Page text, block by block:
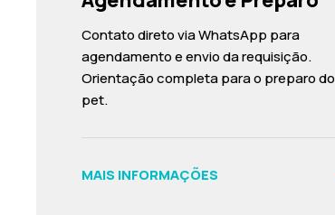
Contato direto via WhatsApp para
agendamento e envio da requisição.
Orientação completa para o preparo do
pet.
MAIS INFORMAÇÕES